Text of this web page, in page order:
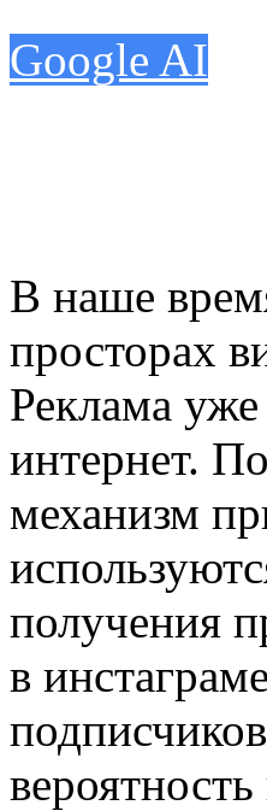
Google AI
В наше
просторах
Реклама уже
интернет.
механизм
получения
в